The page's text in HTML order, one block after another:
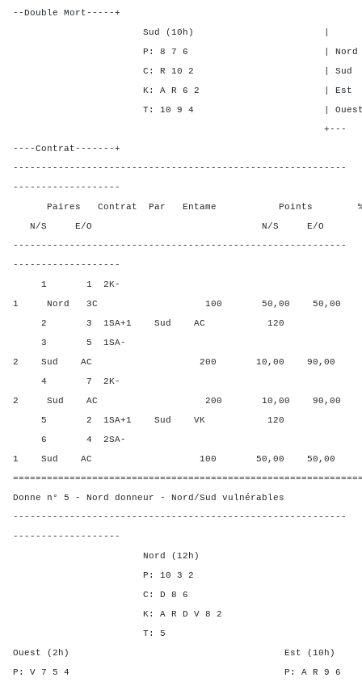
--Double Mort-----+
Sud (10h) | SA P
P: 8 7 6 | Nord 2 -
C: R 10 2 | Sud 2 -
K: A R 6 2 | Est - -
T: 10 9 4 | Ouest -
+---
----Contrat-------+
-----------------------------------------------------------
-------------------
Paires Contrat Par Entame Points %
N/S E/O N/S E/O N/
-----------------------------------------------------------
-------------------
1 1 2K-
1 Nord 3C 100 50,00 50,00
2 3 1SA+1 Sud AC 120
3 5 1SA-
2 Sud AC 200 10,00 90,00
4 7 2K-
2 Sud AC 200 10,00 90,00
5 2 1SA+1 Sud VK 120
6 4 2SA-
1 Sud AC 100 50,00 50,00
Donne n° 5 - Nord donneur - Nord/Sud vulnérables
-----------------------------------------------------------
-------------------
Nord (12h)
P: 10 3 2
C: D 8 6
K: A R D V 8 2
T: 5
Ouest (2h) Est (10h)
P: V 7 5 4 P: A R